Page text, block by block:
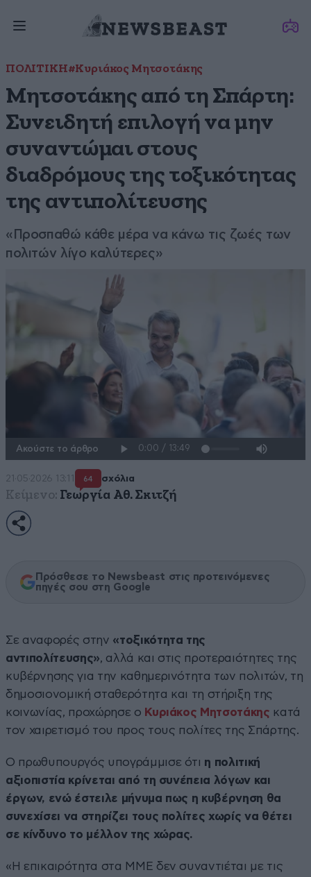
ΠΟΛΙΤΙΚΗ#Κυριάκος Μητσοτάκης
Μητσοτάκης από τη Σπάρτη:
Συνειδητή επιλογή να μην
συναντώμαι στους
διαδρόμους της τοξικότητας
της αντιπολίτευσης
«Προσπαθώ κάθε μέρα να κάνω τις ζωές των
πολιτών λίγο καλύτερες»
Ακούστε το άρθρο
21·05·2026 13:11 64 σχόλια
Κείμενο: Γεωργία Αθ. Σκιτζή
Πρόσθεσε το Newsbeast στις προτεινόμενες
πηγές σου στη Google
Σε αναφορές στην «τοξικότητα της
αντιπολίτευσης», αλλά και στις προτεραιότητες της
κυβέρνησης για την καθημερινότητα των πολιτών, τη
δημοσιονομική σταθερότητα και τη στήριξη της
κοινωνίας, προχώρησε ο Κυριάκος Μητσοτάκης κατά
τον χαιρετισμό του προς τους πολίτες της Σπάρτης.
Ο πρωθυπουργός υπογράμμισε ότι η πολιτική
αξιοπιστία κρίνεται από τη συνέπεια λόγων και
έργων, ενώ έστειλε μήνυμα πως η κυβέρνηση θα
συνεχίσει να στηρίζει τους πολίτες χωρίς να θέτει
σε κίνδυνο το μέλλον της χώρας.
«Η επικαιρότητα στα ΜΜΕ δεν συναντιέται με τις